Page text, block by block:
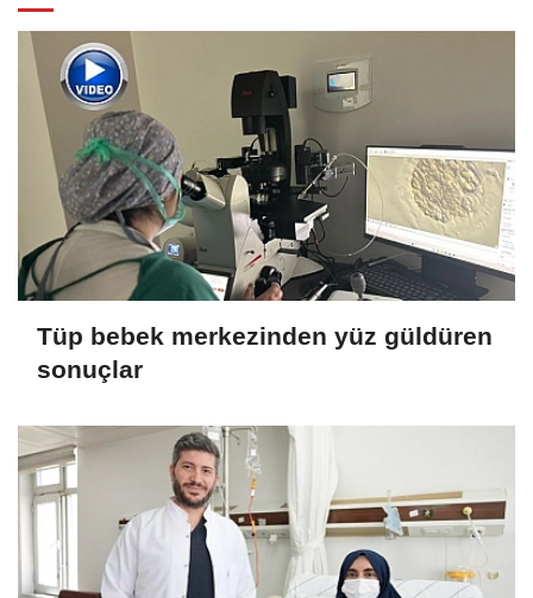
Tüp bebek merkezinden yüz güldüren
sonuçlar